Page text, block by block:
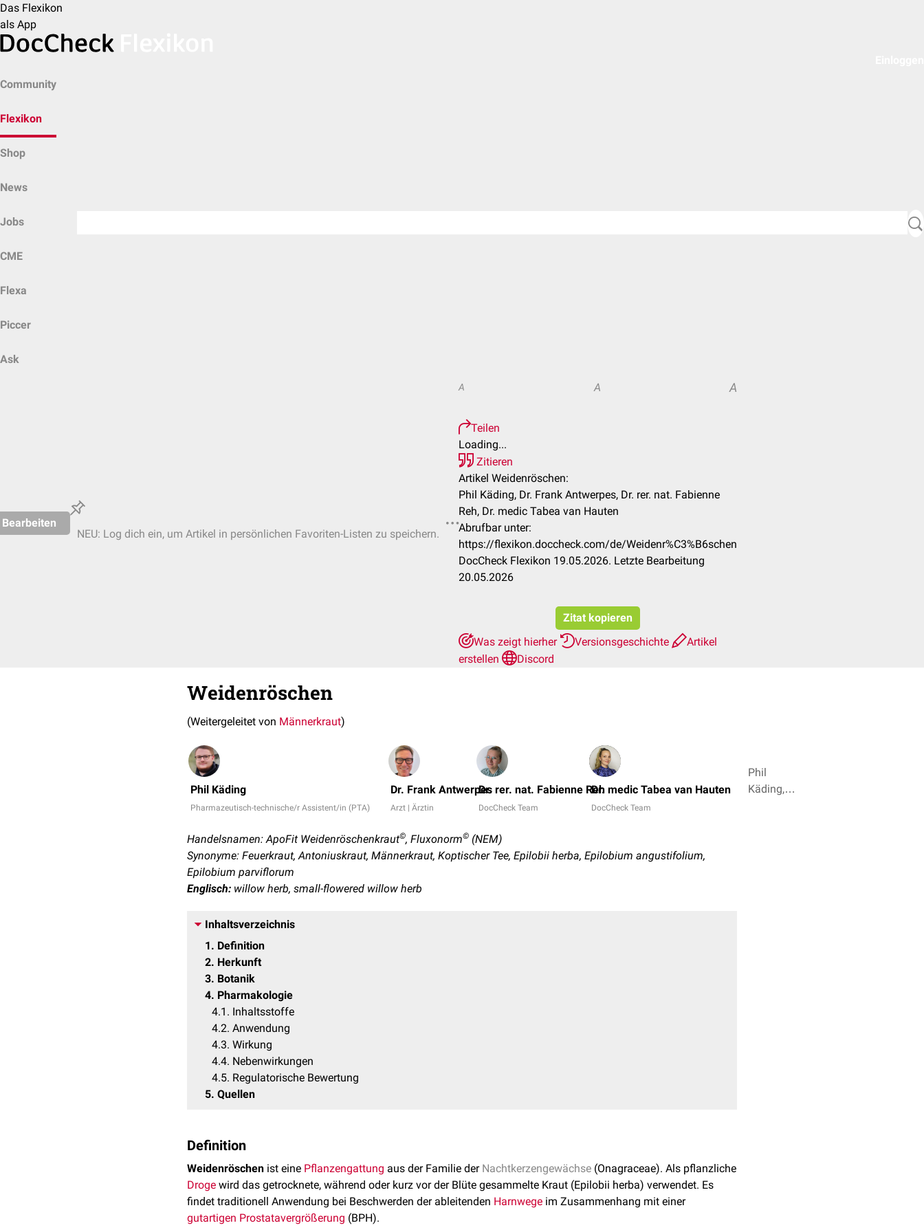
Das Flexikon
als App
Community
Flexikon
Shop
News
Jobs
CME
Flexa
Piccer
Ask
Bearbeiten
NEU: Log dich ein, um Artikel in persönlichen Favoriten-Listen zu speichern.
A A A
Teilen
Loading...
Zitieren
Artikel Weidenröschen:
Phil Käding, Dr. Frank Antwerpes, Dr. rer. nat. Fabienne
Reh, Dr. medic Tabea van Hauten
Abrufbar unter:
https://flexikon.doccheck.com/de/Weidenr%C3%B6schen
DocCheck Flexikon 19.05.2026. Letzte Bearbeitung
20.05.2026
Zitat kopieren
Was zeigt hierher
Versionsgeschichte
Artikel
erstellen
Discord
Weidenröschen
(Weitergeleitet von Männerkraut)
Phil Käding
Pharmazeutisch-technische/r Assistent/in (PTA)
Dr. Frank Antwerpes
Arzt | Ärztin
Dr. rer. nat. Fabienne Reh
DocCheck Team
Dr. medic Tabea van Hauten
DocCheck Team
Phil
Käding,
Handelsnamen: ApoFit Weidenröschenkraut©, Fluxonorm© (NEM)
Synonyme: Feuerkraut, Antoniuskraut, Männerkraut, Koptischer Tee, Epilobii herba, Epilobium angustifolium,
Epilobium parviflorum
Englisch: willow herb, small-flowered willow herb
Inhaltsverzeichnis
1
Definition
2 Herkunft
3 Botanik
4 Pharmakologie
4.1
Inhaltsstoffe
4.2 Anwendung
4.3 Wirkung
4.4 Nebenwirkungen
4.5 Regulatorische Bewertung
5 Quellen
Definition
Weidenröschen ist eine Pflanzengattung aus der Familie der Nachtkerzengewächse (Onagraceae). Als pflanzliche
Droge wird das getrocknete, während oder kurz vor der Blüte gesammelte Kraut (Epilobii herba) verwendet. Es
findet traditionell Anwendung bei Beschwerden der ableitenden Harnwege im Zusammenhang mit einer
gutartigen Prostatavergrößerung (BPH).